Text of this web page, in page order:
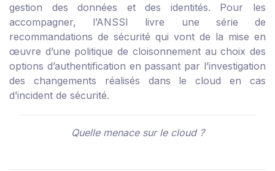
gestion des données et des identités. Pour les
accompagner, l’ANSSI
livre une série de
recommandations de sécurité qui vont de la mise en
œuvre d’une politique de cloisonnement au choix des
options d’authentification en passant par l’investigation
des changements réalisés dans le cloud en cas
d’incident de sécurité.
Quelle menace sur le cloud ?